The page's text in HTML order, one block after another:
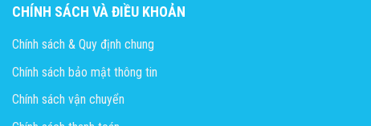
CHÍNH SÁCH VÀ ĐIỀU KHOẢN
Chính sách & Quy định chung
Chính sách bảo mật thông tin
Chính sách vận chuyển